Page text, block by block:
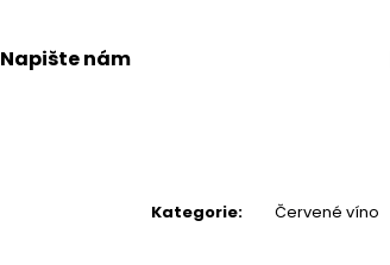
Napište nám
Kategorie: Červené víno